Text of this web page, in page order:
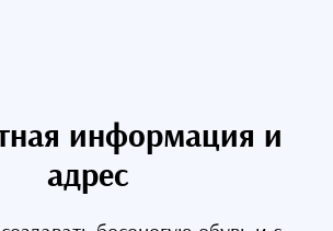
информация и
адрес